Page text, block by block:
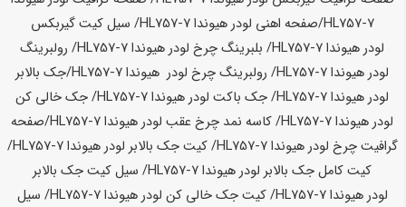
HL757-7/صفحه اهنی لودرهیوندا HL757-7
/ سیل کیت گیربکس
لودرهیوندا HL757-7 / بلبرینگ چرخ لودرهیوندا HL757-7
/ رولبرینگ
لودرهیوندا HL757-7 / رولبرینگ چرخ لودر هیوندا HL757-7
/جک بالابر
لودرهیوندا HL757-7 / جک باکت لودرهیوندا HL757-7
/ جک خالی کن
لودرهیوندا HL757-7 / کاسه نمد چرخ عقب لودرهیوندا HL757-7
/صفحه
گرافیت چرخ لودرهیوندا HL757-7 / کیت جک بالابر لودرهیوندا HL757-7
/
کیت کامل جک بالابر لودرهیوندا HL757-7
/ سیل کیت جک بالابر
لودرهیوندا HL757-7 / کیت جک خالی کن لودرهیوندا HL757-7
/ سیل